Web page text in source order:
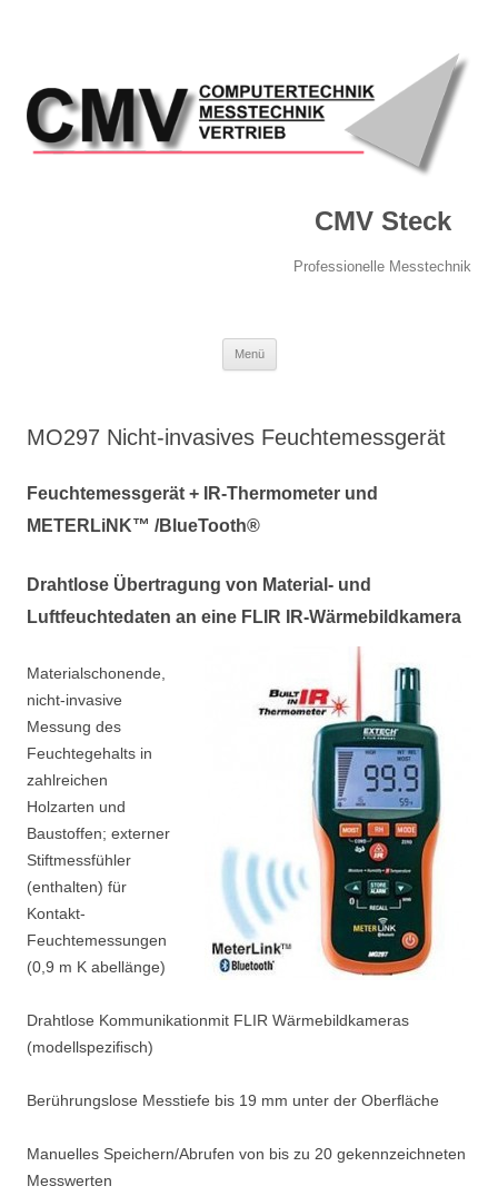
CMV Steck
Professionelle Messtechnik
Menü
MO297 Nicht-invasives Feuchtemessgerät
Feuchtemessgerät + IR-Thermometer und
METERLiNK™ /BlueTooth®
Drahtlose Übertragung von Material- und
Luftfeuchtedaten an eine FLIR IR-Wärmebildkamera
Materialschonende,
nicht-invasive
Messung des
Feuchtegehalts in
zahlreichen
Holzarten und
Baustoffen; externer
Stiftmessfühler
(enthalten) für
Kontakt-
Feuchtemessungen
(0,9 m K abellänge)
Drahtlose Kommunikationmit FLIR Wärmebildkameras
(modellspeziﬁsch)
Berührungslose Messtiefe bis 19 mm unter der Oberﬂäche
Manuelles Speichern/Abrufen von bis zu 20 gekennzeichneten
Messwerten